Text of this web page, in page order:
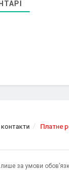
Платне
за умови